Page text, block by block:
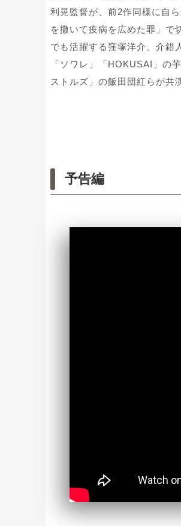
利晃監督が、前2作同様に自
を撒いて疫病を広めた罪」
でも活躍する窪塚洋介、介錯
「ソワレ」「HOKUSAI」の
ストルズ」の飯田団紅らが共
予告編